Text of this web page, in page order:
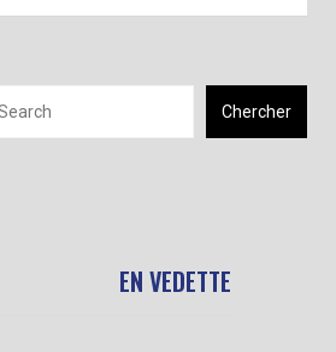
Chercher
EN VEDETTE